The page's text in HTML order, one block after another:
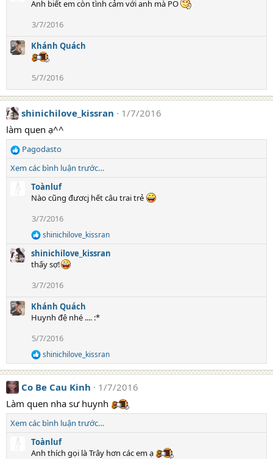
Anh biết em còn tình cảm với anh mà PO
3/7/2016
Khánh Quách
5/7/2016
shinichilove_kissran
1/7/2016
làm quen ạ^^
R
e
:
Pagodasto
Xem các bình luận trước…
Toànluf
Nào cũng đươcj hết câu trai trẻ
3/7/2016
R
a
c
i
n
s
shinichilove_kissran
shinichilove_kissran
thấy sợ!
3/7/2016
Khánh Quách
Huynh đệ nhé .... :*
5/7/2016
R
e
a
c
i
n
s
shinichilove_kissran
Co Be Cau Kinh
1/7/2016
Làm quen nha sư huynh
Xem các bình luận trước…
Toànluf
Anh thích gọi là Trây hơn các em ạ